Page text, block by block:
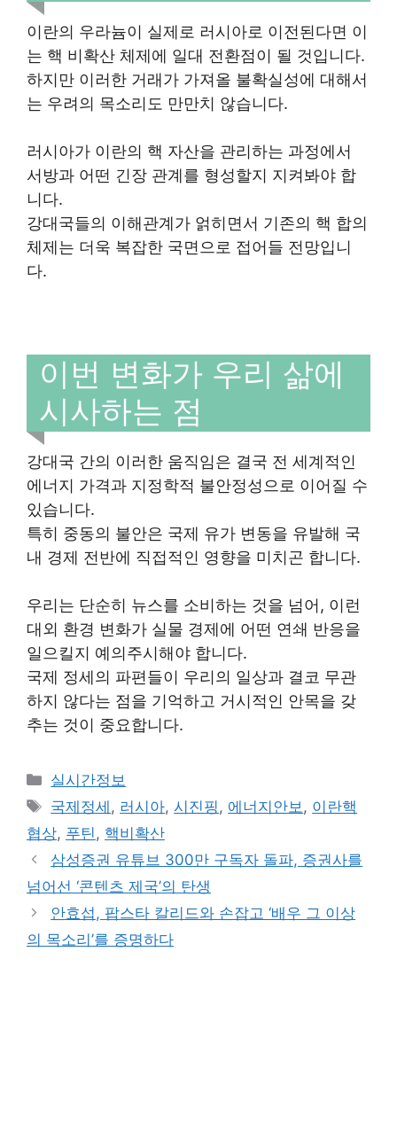
이란의 우라늄이 실제로 러시아로 이전된다면 이
는 핵 비확산 체제에 일대 전환점이 될 것입니다.
하지만 이러한 거래가 가져올 불확실성에 대해서
는 우려의 목소리도 만만치 않습니다.
러시아가 이란의 핵 자산을 관리하는 과정에서
서방과 어떤 긴장 관계를 형성할지 지켜봐야 합
니다.
강대국들의 이해관계가 얽히면서 기존의 핵 합의
체제는 더욱 복잡한 국면으로 접어들 전망입니
다.
이번 변화가 우리 삶에
시사하는 점
강대국 간의 이러한 움직임은 결국 전 세계적인
에너지 가격과 지정학적 불안정성으로 이어질 수
있습니다.
특히 중동의 불안은 국제 유가 변동을 유발해 국
내 경제 전반에 직접적인 영향을 미치곤 합니다.
우리는 단순히 뉴스를 소비하는 것을 넘어, 이런
대외 환경 변화가 실물 경제에 어떤 연쇄 반응을
일으킬지 예의주시해야 합니다.
국제 정세의 파편들이 우리의 일상과 결코 무관
하지 않다는 점을 기억하고 거시적인 안목을 갖
추는 것이 중요합니다.
Categories
실시간정보
Tags
국제정세 , 러시아,시진핑, 에너지안보, 이란핵
협상, 푸틴, 핵비확산
삼성증권 유튜브 300만 구독자 돌파, 증권사를
넘어선 ‘콘텐츠 제국’의 탄생
안효섭, 팝스타 칼리드와 손잡고 ‘배우 그 이상
의 목소리’를 증명하다